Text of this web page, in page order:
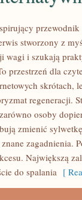
przewodnik
stworzony z
wagi i szukają
przestrzeń dla
skrótach,
regeneracji.
osoby
zmienić
zagadnienia.
Największą
do spalania [